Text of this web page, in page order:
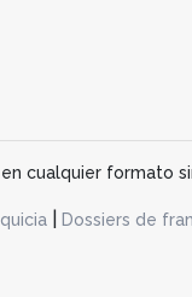
cualquier formato
| Dossiers de